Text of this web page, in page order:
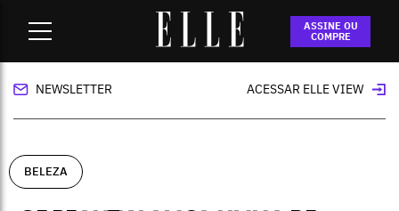
ASSINE OU
COMPRE
GE Beauty lança linha de primers para
cabelos cacheados e lisos
NEWSLETTER ACESSAR ELLE VIEW
BELEZA